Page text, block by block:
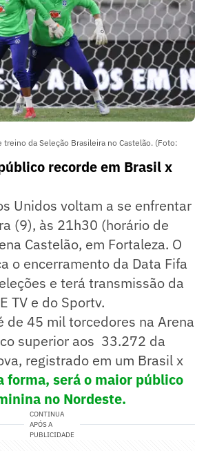
da Seleção Brasileira no Castelão. (Foto:
recorde em Brasil x
Unidos voltam a se enfrentar
(9), às 21h30 (horário de
Castelão, em Fortaleza. O
o encerramento da Data Fifa
e terá transmissão da
TV e do Sportv.
de 45 mil torcedores na Arena
superior aos 33.272 da
registrado em um Brasil x
forma, será o maior público
no Nordeste.
CONTINUA
APÓS A
PUBLICIDADE